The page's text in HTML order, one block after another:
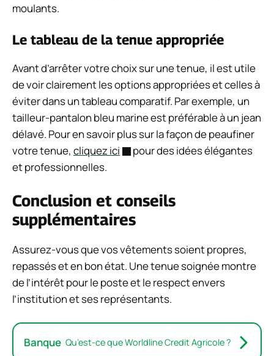
moulants.
Le tableau de la tenue appropriée
Avant d’arrêter votre choix sur une tenue, il est utile
de voir clairement les options appropriées et celles à
éviter dans un tableau comparatif. Par exemple, un
tailleur-pantalon bleu marine est préférable à un jean
délavé. Pour en savoir plus sur la façon de peaufiner
votre tenue, cliquez ici
pour des idées élégantes
et professionnelles.
Conclusion et conseils
supplémentaires
Assurez-vous que vos vêtements soient propres,
repassés et en bon état. Une tenue soignée montre
de l’intérêt pour le poste et le respect envers
l’institution et ses représentants.
Banque Qu’est-ce que Worldline Credit Agricole ?